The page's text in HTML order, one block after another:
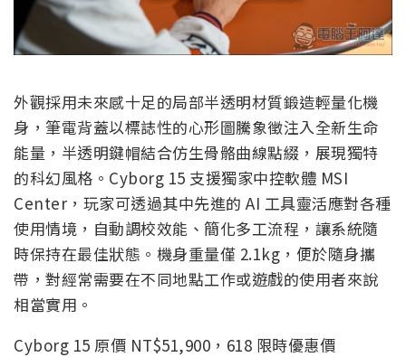
外觀採用未來感十足的局部半透明材質鍛造輕量化機
身，筆電背蓋以標誌性的心形圖騰象徵注入全新生命
能量，半透明鍵帽結合仿生骨骼曲線點綴，展現獨特
的科幻風格。Cyborg 15 支援獨家中控軟體 MSI
Center，玩家可透過其中先進的 AI 工具靈活應對各種
使用情境，自動調校效能、簡化多工流程，讓系統隨
時保持在最佳狀態。機身重量僅 2.1kg，便於隨身攜
帶，對經常需要在不同地點工作或遊戲的使用者來說
相當實用。
Cyborg 15 原價 NT$51,900，618 限時優惠價